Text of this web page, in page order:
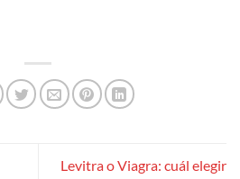
Levitra o Viagra: cuál elegir